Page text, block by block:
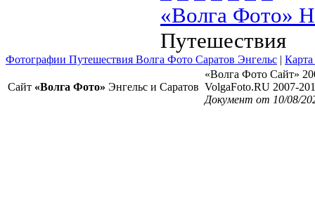
«Волга Фото»
Путешествия
Фотографии Путешествия Волга Фото Саратов Энгельс | Карта
Сайт «Волга Фото» Энгельс и Саратов
«Волга Фото Сайт»
VolgaFoto.RU 2007-
Документ от 10/08/